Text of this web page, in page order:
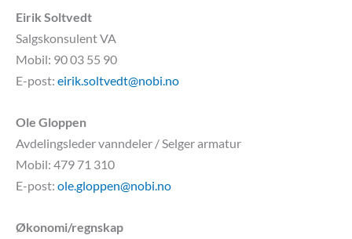
Eirik Soltvedt
Salgskonsulent VA
Mobil: 90 03 55 90
E-post: eirik.soltvedt@nobi.no
Ole Gloppen
Avdelingsleder vanndeler / Selger armatur
Mobil: 479 71 310
E-post: ole.gloppen@nobi.no
Økonomi/regnskap